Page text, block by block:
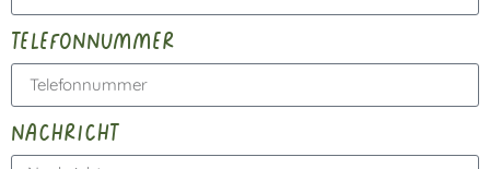
telefonnummer
nachricht